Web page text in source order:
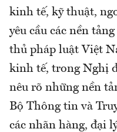
kinh tế, kỹ thuật,
yêu cầu các nền
thủ pháp luật Việt
kinh tế, trong Nghị
nêu rõ những nền
Bộ Thông tin và
các nhãn hàng, đại